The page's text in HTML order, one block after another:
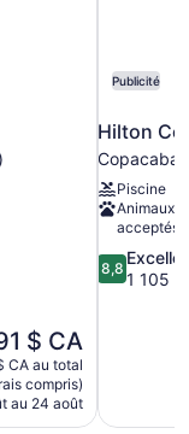
$ CA
$ CA
CA au total
compris)
au 24 août
Publicité
Hilton
Piscine
Animaux
acceptés
8.8
sur
8,8
1 105